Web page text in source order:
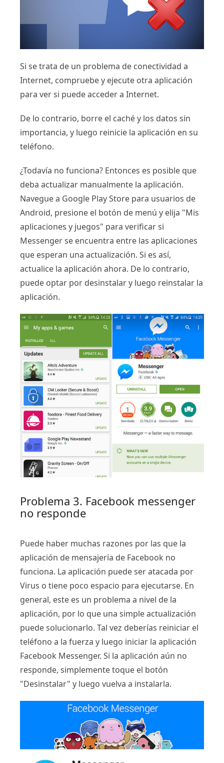
Si se trata de un problema de conectividad a
Internet, compruebe y ejecute otra aplicación
para ver si puede acceder a Internet.
De lo contrario, borre el caché y los datos sin
importancia, y luego reinicie la aplicación en su
teléfono.
¿Todavía no funciona? Entonces es posible que
deba actualizar manualmente la aplicación.
Navegue a Google Play Store para usuarios de
Android, presione el botón de menú y elija "Mis
aplicaciones y juegos" para verificar si
Messenger se encuentra entre las aplicaciones
que esperan una actualización. Si es así,
actualice la aplicación ahora. De lo contrario,
puede optar por desinstalar y luego reinstalar la
aplicación.
Problema 3. Facebook messenger
no responde
Puede haber muchas razones por las que la
aplicación de mensajería de Facebook no
funciona. La aplicación puede ser atacada por
Virus o tiene poco espacio para ejecutarse. En
general, este es un problema a nivel de la
aplicación, por lo que una simple actualización
puede solucionarlo. Tal vez deberías reiniciar el
teléfono a la fuerza y ​​luego iniciar la aplicación
Facebook Messenger. Si la aplicación aún no
responde, simplemente toque el botón
"Desinstalar" y luego vuelva a instalarla.